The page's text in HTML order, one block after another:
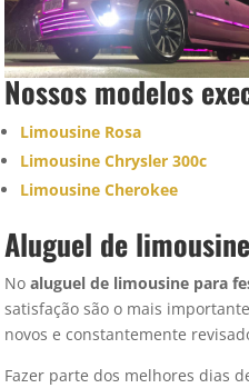
Nossos modelos
Limousine Rosa
Limousine Chrysler 300c
Limousine Cherokee
Aluguel de
Noaluguel de limousine para
satisfação são o mais
novos e constantemente
Fazer parte dos melhores dias